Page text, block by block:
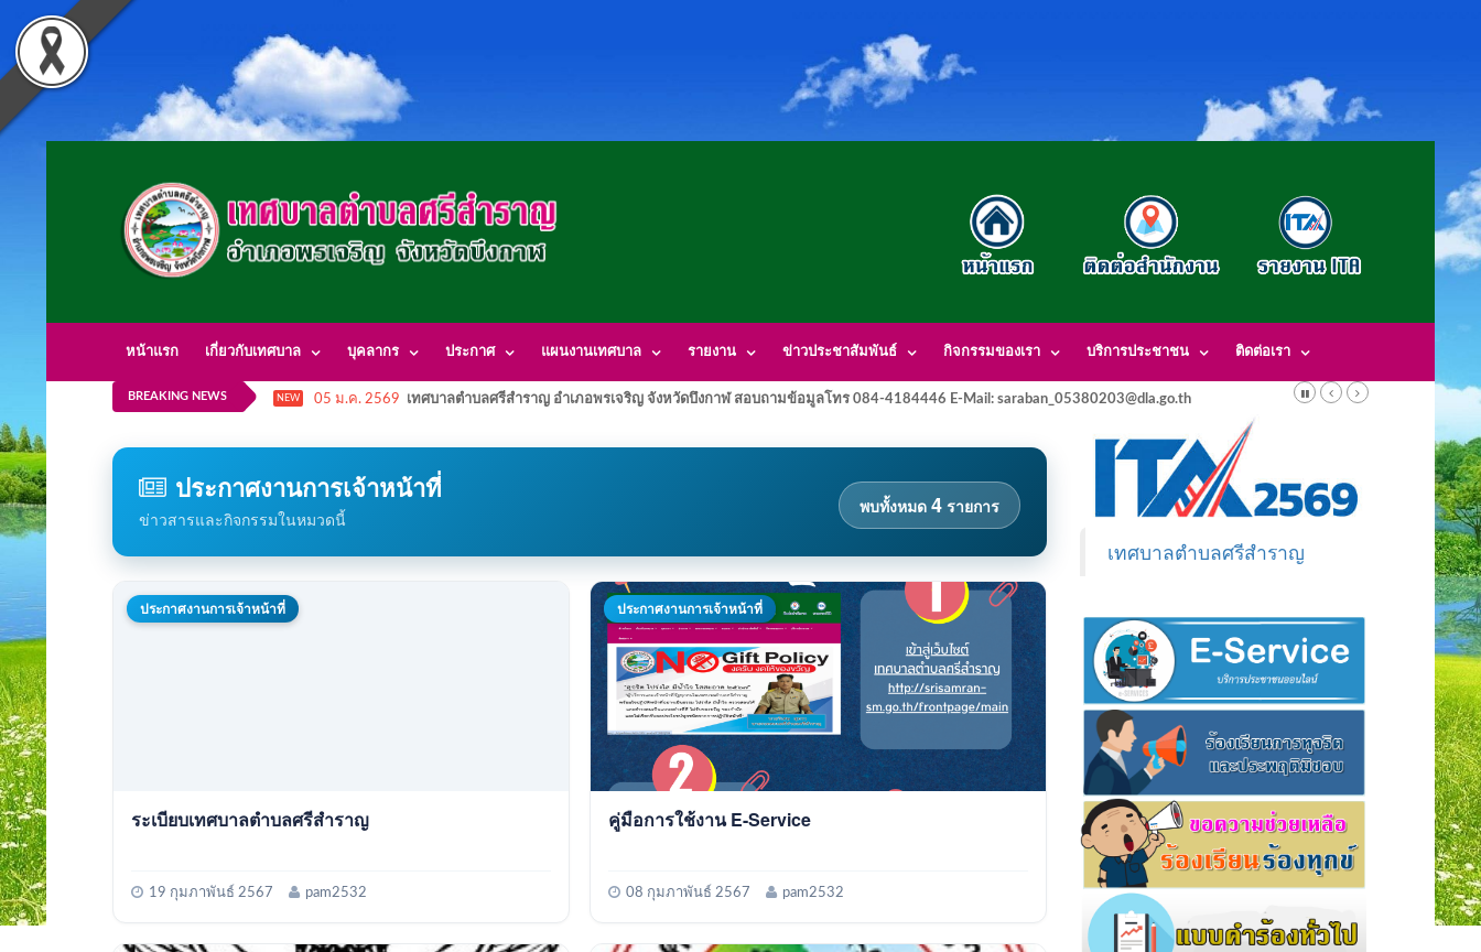
หน้าแรก เกี่ยวกับเทศบาล บุคลากร ประกาศ แผนงานเทศบาล รายงาน ข่าวประชาสัมพันธ์ กิจกรรมของเรา บริการประชาชน ติดต่อเรา
BREAKING NEWS NEW 05 ม.ค. 2569 เทศบาลตำบลศรีสำราญ อำเภอพรเจริญ จังหวัดบึงกาฬ สอบถามข้อมูลโทร 084-4184446 E-Mail: saraban_05380203@dla.go.th
ประกาศงานการเจ้าหน้าที่
ข่าวสารและกิจกรรมในหมวดนี้
พบทั้งหมด 4รายการ
ประกาศงานการเจ้าหน้าที่
ระเบียบเทศบาลตำบลศรีสำราญ
19 กุมภาพันธ์ 2567 pam2532
ประกาศงานการเจ้าหน้าที่
คู่มือการใช้งาน E-Service
08 กุมภาพันธ์ 2567 pam2532
เทศบาลตำบลศรีสำราญ